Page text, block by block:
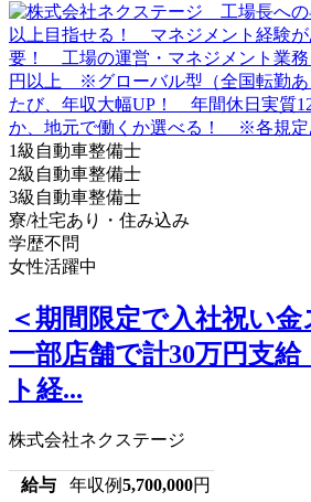
1級自動車整備士
2級自動車整備士
3級自動車整備士
寮/社宅あり・住み込み
学歴不問
女性活躍中
＜期間限定で入社祝い金
一部店舗で計30万円支
ト経...
株式会社ネクステージ
給与 年収例5,700,000円